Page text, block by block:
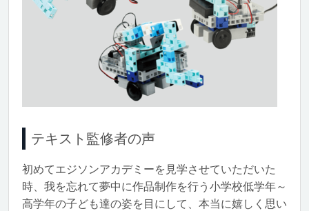
テキスト監修者の声
初めてエジソンアカデミーを見学させていただいた
時、我を忘れて夢中に作品制作を行う小学校低学年～
高学年の子ども達の姿を目にして、本当に嬉しく思い